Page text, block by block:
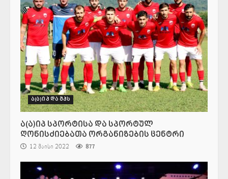
ა(ა)იპ და შპს
ა(ა)იპ სპორტისა და სპორტულ
ღონისძიებათა ორგანიზების ცენტრი
12 მაისი 2022 877